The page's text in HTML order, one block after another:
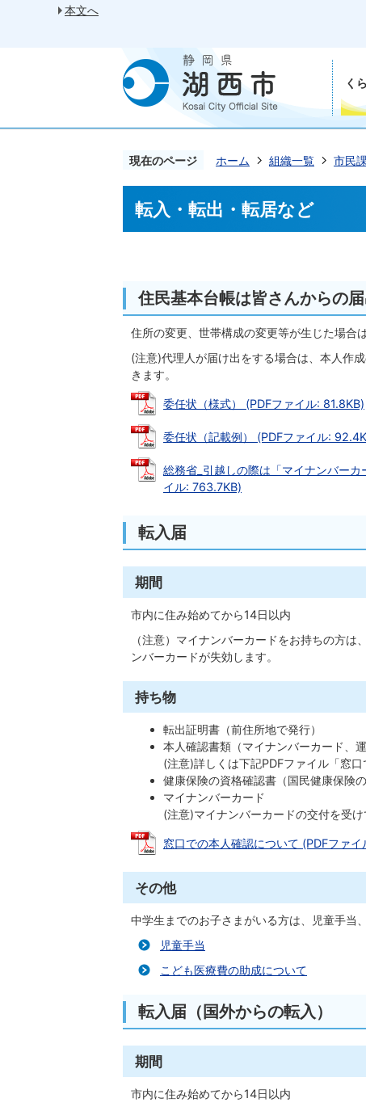
本文へ
く
現在のページ ホーム 組織一覧 市民課
転入・転出・転居など
住民基本台帳は皆さんからの
住所の変更、世帯構成の変更等が生じた場合
(注意)代理人が届け出をする場合は、本人作
きます。
委任状（様式） (PDFファイル: 81.8KB)
委任状（記載例） (PDFファイル:
総務省_引越しの際は「マイナンバー
イル: 763.7KB)
転入届
期間
市内に住み始めてから14日以内
（注意）マイナンバーカードをお持ちの方
ンバーカードが失効します。
持ち物
転出証明書（前住所地で発行）
本人確認書類（マイナンバーカード、
(注意)詳しくは下記PDFファイル「窓
健康保険の資格確認書（国民健康保険の
マイナンバーカード
(注意)マイナンバーカードの交付を受
窓口での本人確認について (PDFファ
その他
中学生までのお子さまがいる方は、児童手当
児童手当
こども医療費の助成について
転入届（国外からの転入）
期間
市内に住み始めてから14日以内